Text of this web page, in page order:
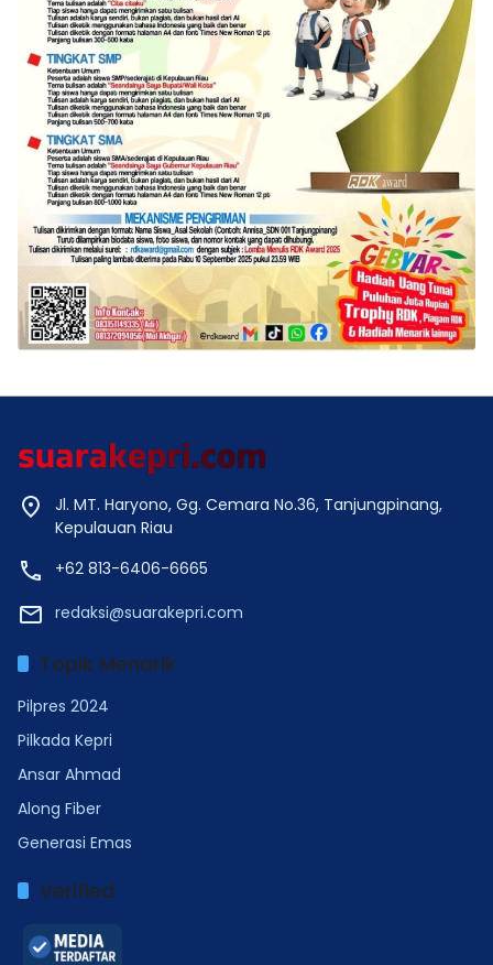
Jl. MT. Haryono, Gg. Cemara No.36, Tanjungpinang,
Kepulauan Riau
+62 813-6406-6665
redaksi@suarakepri.com
Topik Menarik
Pilpres 2024
Pilkada Kepri
Ansar Ahmad
Along Fiber
Generasi Emas
Verified